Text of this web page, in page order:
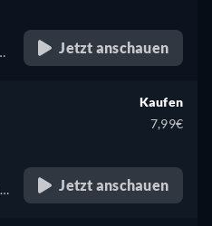
Jetzt anschauen
Kaufen
7,99€
Jetzt anschauen